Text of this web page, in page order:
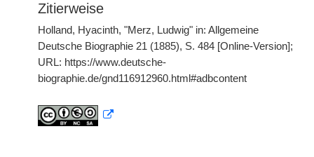
Zitierweise
Holland, Hyacinth, "Merz, Ludwig" in: Allgemeine
Deutsche Biographie 21 (1885), S. 484 [Online-Version];
URL: https://www.deutsche-
biographie.de/gnd116912960.html#adbcontent